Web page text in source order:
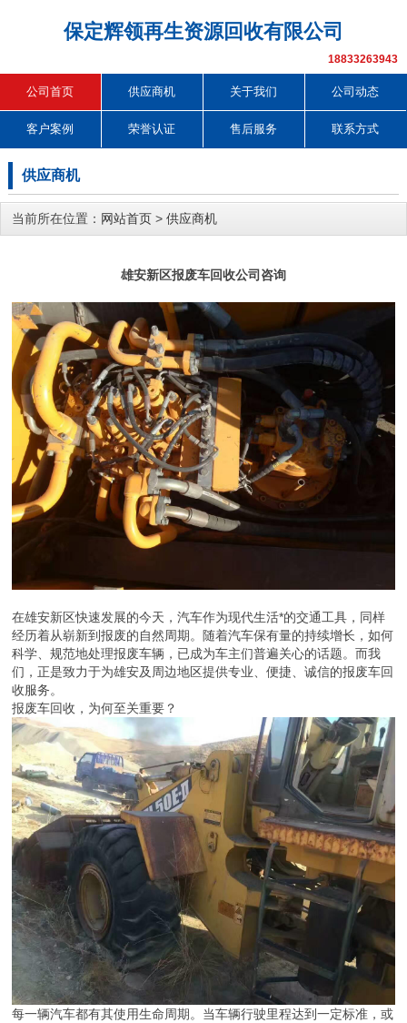
保定辉领再生资源回收有限公司
18833263943
公司首页 供应商机 关于我们 公司动态
客户案例 荣誉认证 售后服务 联系方式
供应商机
当前所在位置： 网站首页 > 供应商机
雄安新区报废车回收公司咨询
在雄安新区快速发展的今天，汽车作为现代生活*的交通工具，同样
经历着从崭新到报废的自然周期。随着汽车保有量的持续增长，如何
科学、规范地处理报废车辆，已成为车主们普遍关心的话题。而我
们，正是致力于为雄安及周边地区提供专业、便捷、诚信的报废车回
收服务。
报废车回收，为何至关重要？
每一辆汽车都有其使用生命周期。当车辆行驶里程达到一定标准，或